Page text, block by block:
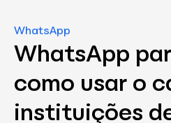
WhatsApp
WhatsApp
como usar o
instituições